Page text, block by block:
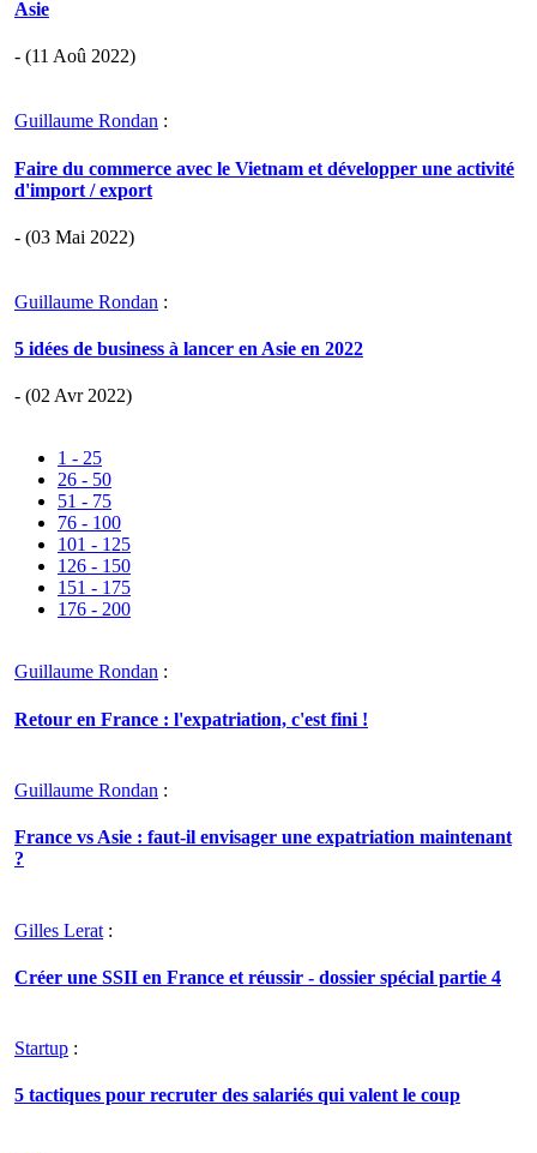
Asie
- (11 Aoû 2022)
Guillaume Rondan :
Faire du commerce avec le Vietnam et développer une activité
d'import / export
- (03 Mai 2022)
Guillaume Rondan :
5 idées de business à lancer en Asie en 2022
- (02 Avr 2022)
1 - 25
26 - 50
51 - 75
76 - 100
101 - 125
126 - 150
151 - 175
176 - 200
Guillaume Rondan :
Retour en France : l'expatriation, c'est fini !
Guillaume Rondan :
France vs Asie : faut-il envisager une expatriation maintenant
?
Gilles Lerat :
Créer une SSII en France et réussir - dossier spécial partie 4
Startup :
5 tactiques pour recruter des salariés qui valent le coup